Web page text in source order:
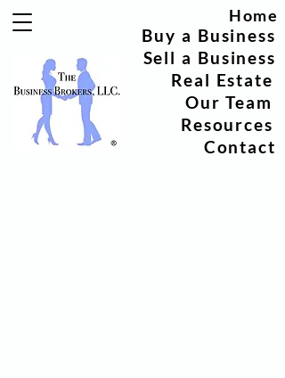
Home
Buy a Business
Sell a Business
Real Estate
Our Team
Resources
Contact